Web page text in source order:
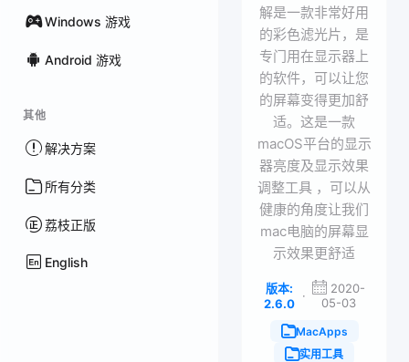
Windows 游戏
Android 游戏
其他
解决方案
所有分类
荔枝正版
English
解是一款非常好用
的彩色滤光片，是
专门用在显示器上
的软件，可以让您
的屏幕变得更加舒
适。这是一款
macOS平台的显示
器亮度及显示效果
调整工具 ，可以从
健康的角度让我们
mac电脑的屏幕显
示效果更舒适
版本:
2.6.0
·
2020-
05-03
MacApps
实用工具